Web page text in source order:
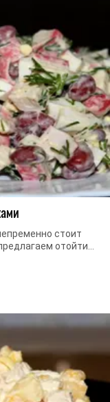
стоит
отойти
...